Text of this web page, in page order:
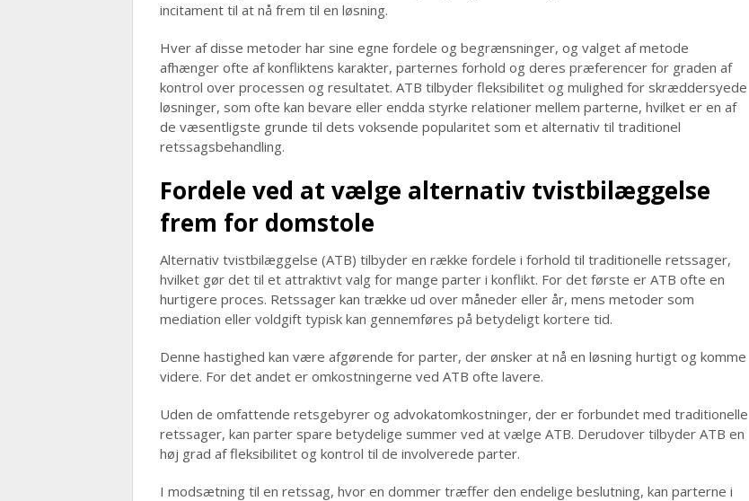
incitament til at nå frem til en løsning.
Hver af disse metoder har sine egne fordele og begrænsninger, og valget af metode
afhænger ofte af konfliktens karakter, parternes forhold og deres præferencer for graden af
kontrol over processen og resultatet. ATB tilbyder fleksibilitet og mulighed for skræddersyede
løsninger, som ofte kan bevare eller endda styrke relationer mellem parterne, hvilket er en af
de væsentligste grunde til dets voksende popularitet som et alternativ til traditionel
retssagsbehandling.
Fordele ved at vælge alternativ tvistbilæggelse
frem for domstole
Alternativ tvistbilæggelse (ATB) tilbyder en række fordele i forhold til traditionelle retssager,
hvilket gør det til et attraktivt valg for mange parter i konflikt. For det første er ATB ofte en
hurtigere proces. Retssager kan trække ud over måneder eller år, mens metoder som
mediation eller voldgift typisk kan gennemføres på betydeligt kortere tid.
Denne hastighed kan være afgørende for parter, der ønsker at nå en løsning hurtigt og komme
videre. For det andet er omkostningerne ved ATB ofte lavere.
Uden de omfattende retsgebyrer og advokatomkostninger, der er forbundet med traditionelle
retssager, kan parter spare betydelige summer ved at vælge ATB. Derudover tilbyder ATB en
høj grad af fleksibilitet og kontrol til de involverede parter.
I modsætning til en retssag, hvor en dommer træffer den endelige beslutning, kan parterne i